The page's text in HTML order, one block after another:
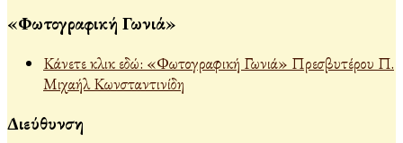
«Φωτογραφική Γωνιά»
Κάνετε κλικ εδώ: «Φωτογραφική Γωνιά» Πρεσβυτέρου Π.
Μιχαήλ Κωνσταντινίδη
Διεύθυνση